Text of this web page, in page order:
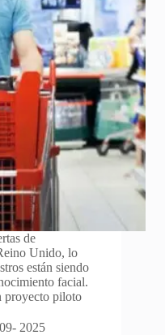
de
Unido, lo
están siendo
facial.
proyecto piloto
2025